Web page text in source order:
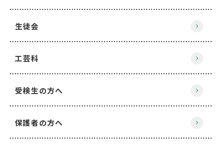
生徒会
工芸科
受検生の方へ
保護者の方へ